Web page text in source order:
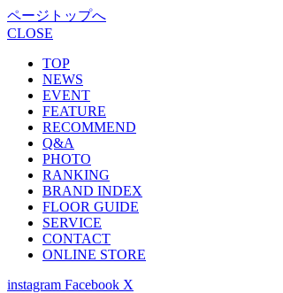
ページトップへ
CLOSE
TOP
NEWS
EVENT
FEATURE
RECOMMEND
Q&A
PHOTO
RANKING
BRAND INDEX
FLOOR GUIDE
SERVICE
CONTACT
ONLINE STORE
instagram Facebook X